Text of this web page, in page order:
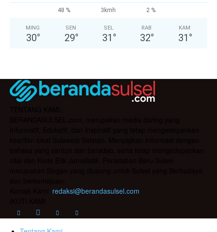
48 % 3kmh 2 %
MING
30°
SEN
29°
SEL
31 °
RAB
32°
KAM
31 °
redaksi@berandasulsel.com